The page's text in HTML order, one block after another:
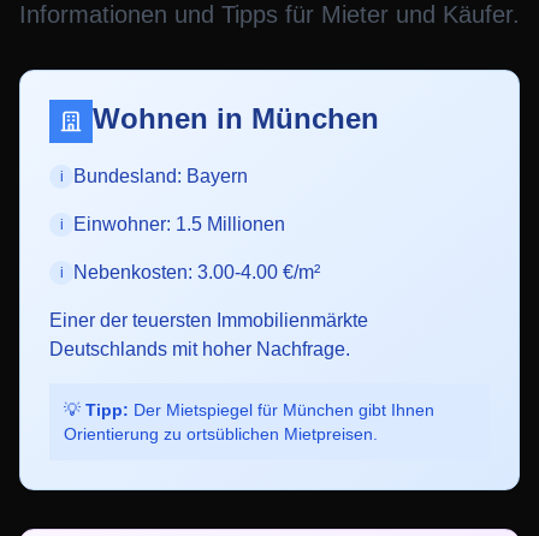
Informationen und Tipps für Mieter und Käufer.
Wohnen in München
i Bundesland: Bayern
i Einwohner: 1.5 Millionen
i Nebenkosten: 3.00-4.00 €/m²
Einer der teuersten Immobilienmärkte
Deutschlands mit hoher Nachfrage.
💡 Tipp: Der Mietspiegel für München gibt Ihnen
Orientierung zu ortsüblichen Mietpreisen.